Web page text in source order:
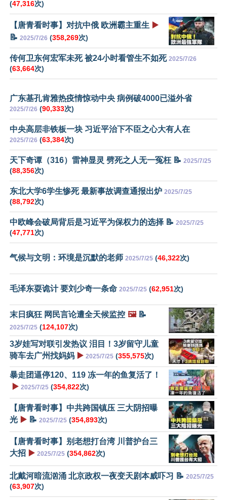
(47,316次)
【唐青看时事】对抗中俄 欧洲霸主重生 ▶️
📝 2025/7/26 (358,269次)
传何卫东何宏军未死 被24小时看管生不如死 2025/7/26
(63,664次)
广东基孔肯雅热疫情惊动中央 病例破4000已溢外省
2025/7/26 (90,333次)
中央高层非铁板一块 习近平治下不臣之心大有人在
2025/7/26 (63,384次)
天下奇谭（316）雷神显灵 劈死之人无一冤枉 📝 2025/7/25
(88,356次)
东北大学6学生惨死 最新事故调查通报出炉 2025/7/25
(88,792次)
中欧峰会破局背后是习近平为保权力的选择 📝 2025/7/25
(47,771次)
气候与文明：环境是沉默的老师 2025/7/25 (46,322次)
毛泽东耍诡计 要刘少奇一条命 2025/7/25 (62,951次)
末日疯狂 网民言论遭全天候监控 🖼️📝
2025/7/25 (124,107次)
3岁娃写对联引发热议 泪目！3岁留守儿童
骑车去广州找妈妈 ▶️ 2025/7/25 (355,575次)
暴走团逼停120、119 冻一年的鱼复活了！
▶️ 2025/7/25 (354,822次)
【唐青看时事】中共跨国镇压 三大阴招曝
光 ▶️ 📝 2025/7/25 (354,893次)
【唐青看时事】别老想打台湾 川普护台三
大招 ▶️ 2025/7/25 (354,862次)
北戴河暗流汹涌 北京政权一夜变天剧本威吓习 📝 2025/7/25
(63,907次)